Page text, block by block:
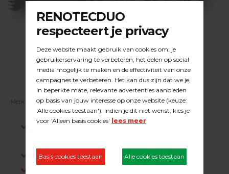
Merk: FEIN| Artikelnummer: 23.03.029
Indien op voorraad, voor 15:00 besteld is
Gratis verzending in NL vanaf €200,-